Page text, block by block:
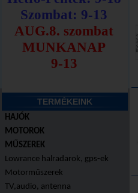
TERMÉKEINK
HAJÓK
MOTOROK
MŰSZEREK
Lowrance halradarok, gps-ek
Motorműszerek
TV,audio, antenna